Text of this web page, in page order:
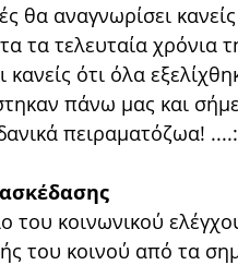
θα αναγνωρίσει
τα τελευταία χρόνια
κανείς ότι όλα
πάνω μας και
πειραματόζωα! ....:
του κοινωνικού
του κοινού από τα